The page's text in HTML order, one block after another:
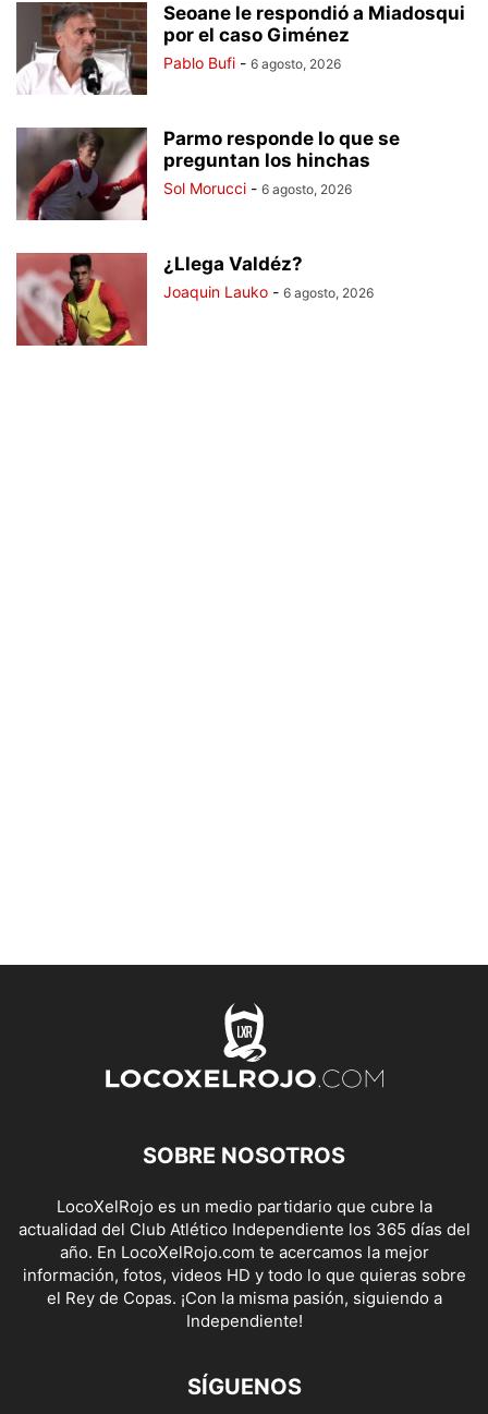
Seoane le respondió a Miadosqui
por el caso Giménez
Pablo Bufi - 6 agosto, 2026
Parmo responde lo que se
preguntan los hinchas
Sol Morucci - 6 agosto, 2026
¿Llega Valdéz?
Joaquin Lauko - 6 agosto, 2026
SOBRE NOSOTROS
LocoXelRojo es un medio partidario que cubre la
actualidad del Club Atlético Independiente los 365 días del
año. En LocoXelRojo.com te acercamos la mejor
información, fotos, videos HD y todo lo que quieras sobre
el Rey de Copas. ¡Con la misma pasión, siguiendo a
Independiente!
SÍGUENOS